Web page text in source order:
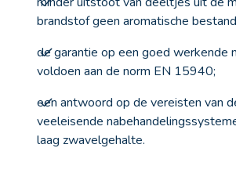
brandstof geen aromatische
de garantie op een goed werkende
voldoen aan de norm EN 15940;
een antwoord op de vereisten van
veeleisende
laag zwavelgehalte.